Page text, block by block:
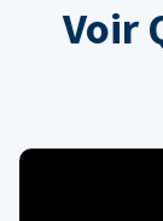
Voir